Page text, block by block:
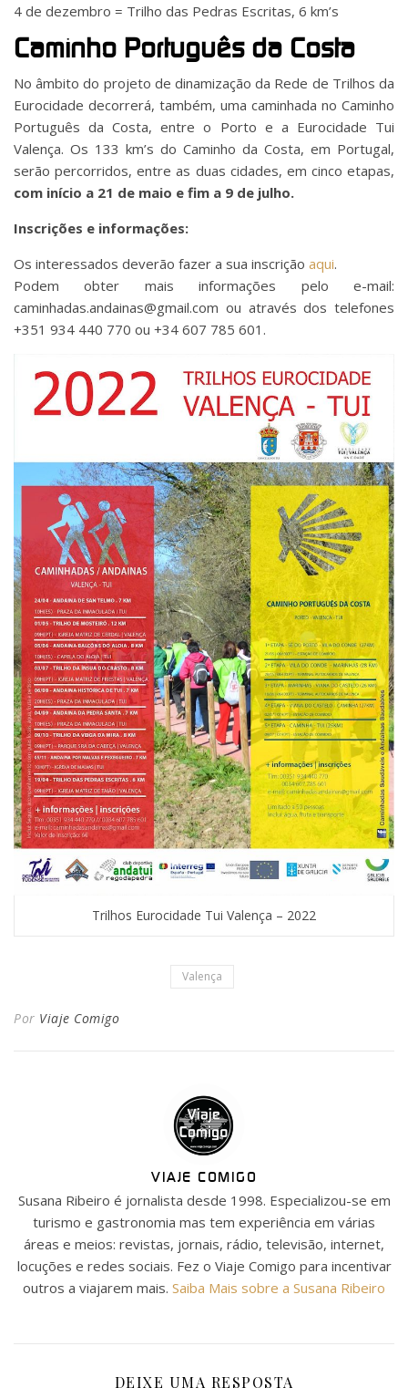
4 de dezembro = Trilho das Pedras Escritas, 6 km’s
Caminho Português da Costa
No âmbito do projeto de dinamização da Rede de Trilhos da
Eurocidade decorrerá, também, uma caminhada no Caminho
Português da Costa, entre o Porto e a Eurocidade Tui
Valença. Os 133 km’s do Caminho da Costa, em Portugal,
serão percorridos, entre as duas cidades, em cinco etapas,
com início a 21 de maio e fim a 9 de julho.
Inscrições e informações:
Os interessados deverão fazer a sua inscrição aqui.
Podem obter mais informações pelo e-mail:
caminhadas.andainas@gmail.com ou através dos telefones
+351 934 440 770 ou +34 607 785 601.
Trilhos Eurocidade Tui Valença – 2022
Valença
Por Viaje Comigo
VIAJE COMIGO
Susana Ribeiro é jornalista desde 1998. Especializou-se em
turismo e gastronomia mas tem experiência em várias
áreas e meios: revistas, jornais, rádio, televisão, internet,
locuções e redes sociais. Fez o Viaje Comigo para incentivar
outros a viajarem mais. Saiba Mais sobre a Susana Ribeiro
DEIXE UMA RESPOSTA